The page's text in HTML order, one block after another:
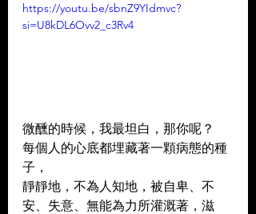
https://youtu.be/sbnZ9YIdmvc?
si=U8kDL6Ovv2_c3Rv4
微醺的時候，我最坦白，那你呢？
每個人的心底都埋藏著一顆病態的種
子，
靜靜地，不為人知地，被自卑、不
安、失意、無能為力所灌溉著，滋